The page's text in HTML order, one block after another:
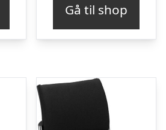
Gå til shop